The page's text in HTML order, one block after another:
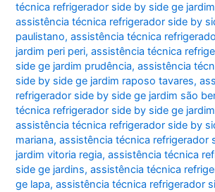
técnica refrigerador side by side ge
assistência técnica refrigerador side by
paulistano,assistência técnica
jardim peri peri,assistência técnica
side ge jardim prudência,assistência
side by side ge jardim raposo tavares,
refrigerador side by side ge jardim são
técnica refrigerador side by side ge
assistência técnica refrigerador side by
mariana,assistência técnica refrigerador
jardim vitoria regia,assistência técnica
side ge jardins,assistência técnica
ge lapa,assistência técnica refrigerador